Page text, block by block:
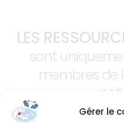
Gérer le
LES
sont
membres de